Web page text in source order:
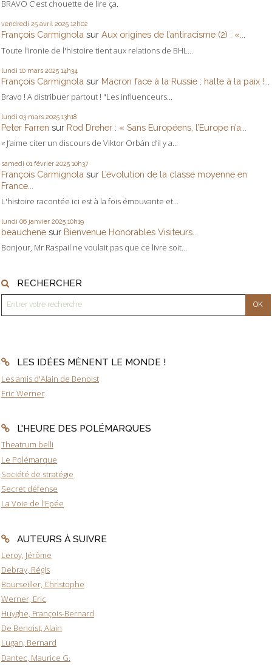
BRAVO C'est chouette de lire ça.
vendredi 25 avril 2025 12h02
François Carmignola sur Aux origines de l’antiracisme (2) : «...
Toute l'ironie de l'histoire tient aux relations de BHL...
lundi 10 mars 2025 14h34
François Carmignola sur Macron face à la Russie : halte à la paix !...
Bravo ! A distribuer partout ! "Les influenceurs...
lundi 03 mars 2025 13h18
Peter Farren sur Rod Dreher : « Sans Européens, l’Europe n’a...
« J’aime citer un discours de Viktor Orbán d’il y a...
samedi 01 février 2025 10h37
François Carmignola sur L’évolution de la classe moyenne en
France...
L'histoire racontée ici est à la fois émouvante et...
lundi 06 janvier 2025 10h19
beauchene sur Bienvenue Honorables Visiteurs...
Bonjour, Mr Raspail ne voulait pas que ce livre soit...
RECHERCHER
LES IDÉES MÈNENT LE MONDE !
Les amis d'Alain de Benoist
Eric Werner
L'HEURE DES POLÉMARQUES
Theatrum belli
Le Polémarque
Société de stratégie
Secret défense
La Voie de l'Epée
AUTEURS À SUIVRE
Leroy, Jérôme
Debray, Régis
Bourseiller, Christophe
Werner, Eric
Huyghe, François-Bernard
De Benoist, Alain
Lugan, Bernard
Dantec, Maurice G.